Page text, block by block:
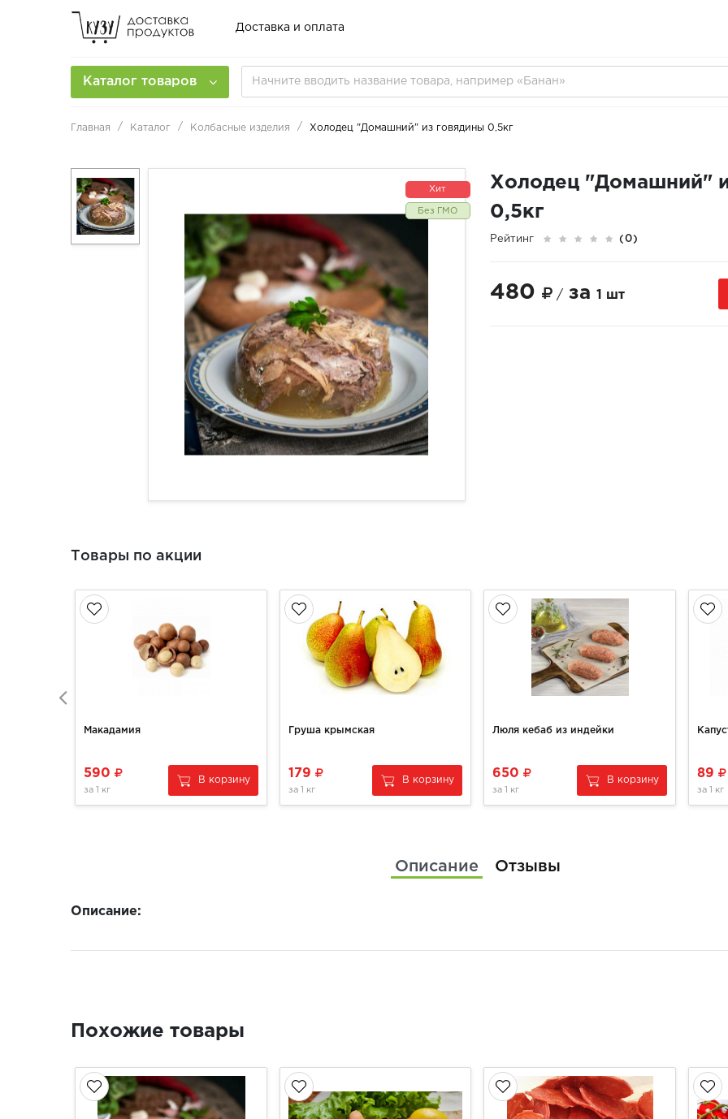
Доставка и оплата
Каталог товаров
Главная Каталог Колбасные изделия Холодец "Домашний" из говядины 0,5кг
Хит
Без ГМО
Холодец "Домашний"
0,5кг
Рейтинг (0)
480 /за 1 шт
Товары по акции
Макадамия
590
за 1 кг
В корзину
Груша крымская
179
за 1 кг
В корзину
Люля кебаб из индейки
650
за 1 кг
В корзину
89
за 1 кг
Описание Отзывы
Описание:
Похожие товары